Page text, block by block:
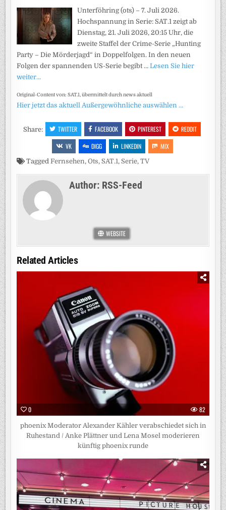
Unterföhring (ots) – 7. Juli 2026.
Hochspannung in Serie: SAT.1 zeigt ab
Dienstag, 21. Juli 2026, 20:15 Uhr, die
zweite Staffel der Crime-Serie „Hunting
Party – Die Mörderjagd“ in Doppelfolgen. In den neuen
Folgen der spannenden US-Serie begibt …Lesen Sie hier
weiter…
Original-Content von: SAT.1, übermittelt durch news aktuell
Hier jetzt das aktuell Außergewöhnliche auswählen …
Share: TWITTER FACEBOOK PINTEREST
REDDIT
VK
DIGG LINKEDIN MIX
TaggedFernsehen,Ots, SAT.1, Serie,TV
Author: RSS-Feed
WEBSITE
Related Articles
0 82
phoenix Moderator Alexander Kähler verabschiedet sich in
Ruhestand / Anke Plättner und Lena Mosel moderieren
künftig phoenix runde